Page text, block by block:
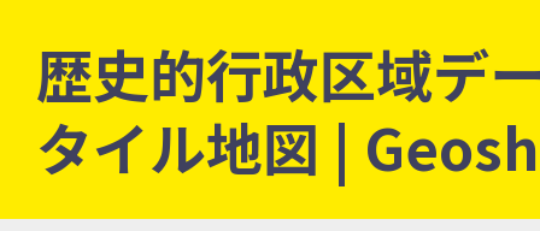
歴史的行政区域デ
タイル地図 |